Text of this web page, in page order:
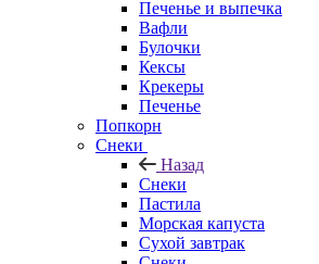
Печенье и выпечка
Вафли
Булочки
Кексы
Крекеры
Печенье
Попкорн
Снеки
Назад
Снеки
Пастила
Морская капуста
Сухой завтрак